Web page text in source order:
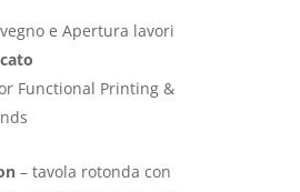
e Apertura lavori
Functional Printing &
– tavola rotonda con